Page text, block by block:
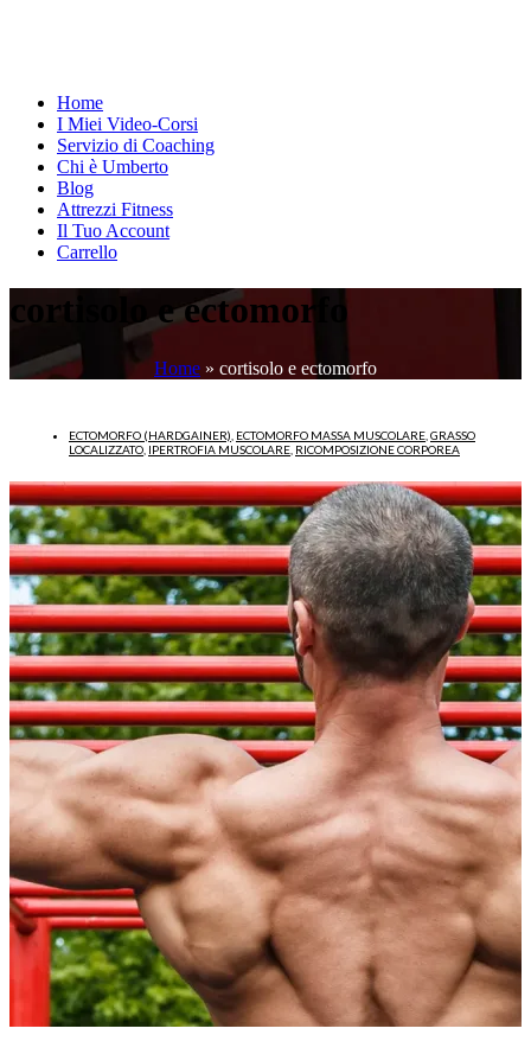
Home
I Miei Video-Corsi
Servizio di Coaching
Chi è Umberto
Blog
Attrezzi Fitness
Il Tuo Account
Carrello
cortisolo e ectomorfo
Home » cortisolo e ectomorfo
ECTOMORFO (HARDGAINER) ECTOMORFO MASSA MUSCOLARE GRASSO
LOCALIZZATO IPERTROFIA MUSCOLARE RICOMPOSIZIONE CORPOREA